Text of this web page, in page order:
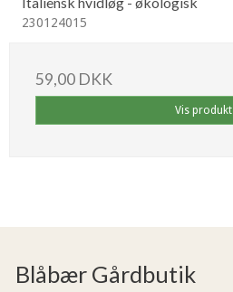
230124015
59,00 DKK
Vis produkt
Blåbær Gårdbutik